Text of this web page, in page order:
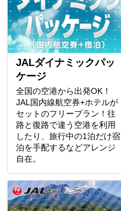
JALダイナミックパッ
ケージ
全国の空港から出発OK！
JAL国内線航空券+ホテルが
セットのフリープラン！往
路と復路で違う空港を利用
したり、旅行中の1泊だけ宿
泊を手配するなどアレンジ
自在。